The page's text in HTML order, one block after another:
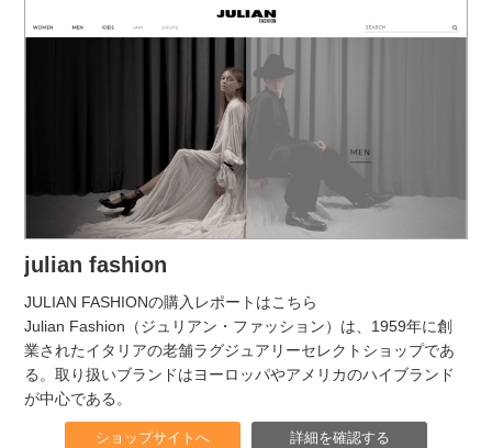
julian fashion
JULIAN FASHIONの購入レポートはこちら
Julian Fashion（ジュリアン・ファッション）は、1959年に創
業されたイタリアの老舗ラグジュアリーセレクトショップであ
る。取り扱いブランドはヨーロッパやアメリカのハイブランド
が中心である。
ショップサイトへ 詳細を確認する